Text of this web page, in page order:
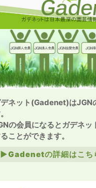
デネット(Gadenet)はJGN
の会員になるとガデネッ
ことができます。
►Gadenetの詳細はこち